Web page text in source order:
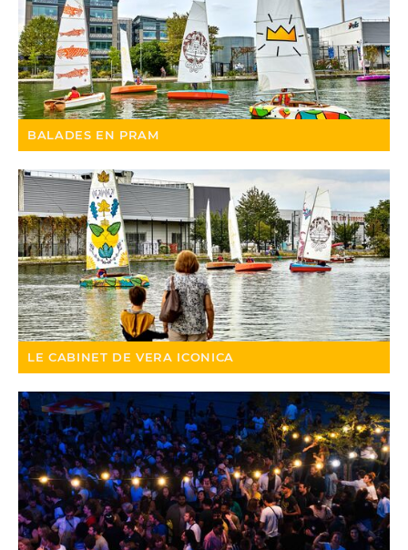
BALADES EN PRAM
LE CABINET DE VERA ICONICA